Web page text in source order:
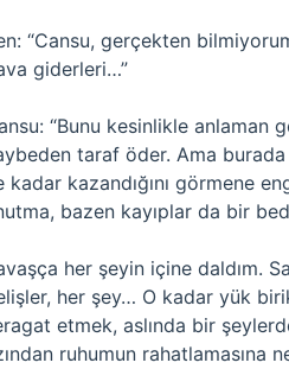
“Cansu, gerçekten
giderleri…”
“Bunu kesinlikle anlaman
taraf öder. Ama
kadar kazandığını görmene
bazen kayıplar da bir
her şeyin içine daldım.
her şey… O kadar yük
etmek, aslında bir
ruhumun rahatlamasına